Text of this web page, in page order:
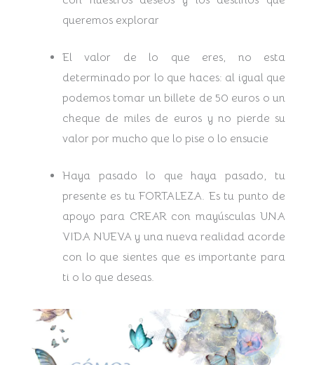
queremos explorar
El valor de lo que eres, no esta
determinado por lo que haces: al igual que
podemos tomar un billete de 50 euros o un
cheque de miles de euros y no pierde su
valor por mucho que lo pise o lo ensucie
Haya pasado lo que haya pasado, tu
presente es tu FORTALEZA. Es tu punto de
apoyo para CREAR con mayúsculas UNA
VIDA NUEVA y una nueva realidad acorde
con lo que sientes que es importante para
ti o lo que deseas.